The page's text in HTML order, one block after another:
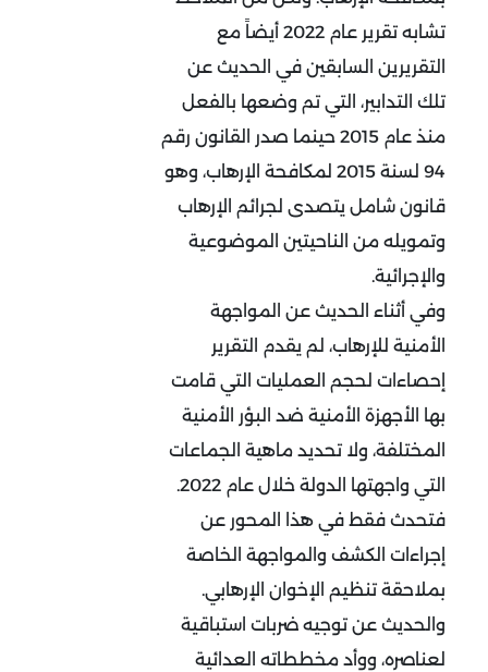
تشابه تقرير عام 2022 أيضاً مع
التقريرين السابقين في الحديث عن
تلك التدابير، التي تم وضعها بالفعل
منذ عام 2015 حينما صدر القانون رقم
94 لسنة 2015 لمكافحة الإرهاب، وهو
قانون شامل يتصدى لجرائم الإرهاب
وتمويله من الناحيتين الموضوعية
والإجرائية.
وفي أثناء الحديث عن المواجهة
الأمنية للإرهاب، لم يقدم التقرير
إحصاءات لحجم العمليات التي قامت
بها الأجهزة الأمنية ضد البؤر الأمنية
المختلفة، ولا تحديد ماهية الجماعات
التي واجهتها الدولة خلال عام 2022.
فتحدث فقط في هذا المحور عن
إجراءات الكشف والمواجهة الخاصة
بملاحقة تنظيم الإخوان الإرهابي.
والحديث عن توجيه ضربات استباقية
لعناصره، ووأد مخططاته العدائية